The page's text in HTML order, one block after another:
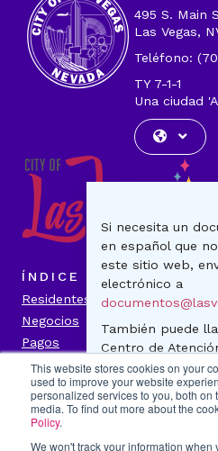
This website stores cookies on your
used to improve your website
personalized services to you, both
media. To find out more about the
Policy.
We won't track your information when
electrónico
495 S. Main
Las Vegas,
Teléfono:
TY 7-1-1
Una ciudad
ÍNDICE
Residentes
Negocios
Pagos
Contáctenos
INFORMACIÓN DE LA
Transparencia
Accesibilidad
Si necesita un
en español que
este sitio web,
electrónico a
También puede
Centro de
preguntas
pago. ¡Estamos
500 S. Main Street